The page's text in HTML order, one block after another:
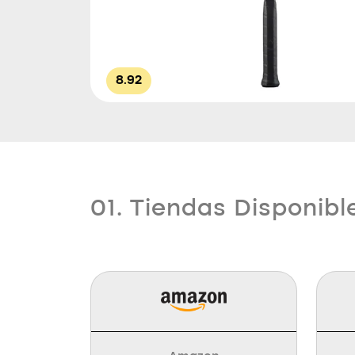
8.92
01. Tiendas